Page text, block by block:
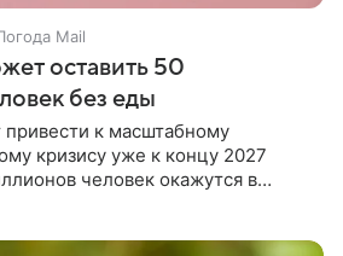
Mail
оставить 50
без еды
к масштабному
кризису уже к концу 2027
человек окажутся в